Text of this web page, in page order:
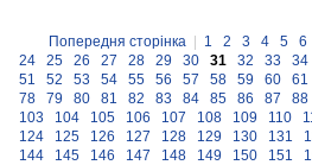
Попередня сторінка 1 2 3 4 5 6
24
25 26 27 28 29 30 31 32 33 34
51
52 53 54 55 56 57 58 59 60 61
78
79 80 81 82 83 84 85 86 87 88
103
104 105 106 107 108 109 110
124
125 126 127 128 129 130 131
144
145 146 147 148 149 150 151